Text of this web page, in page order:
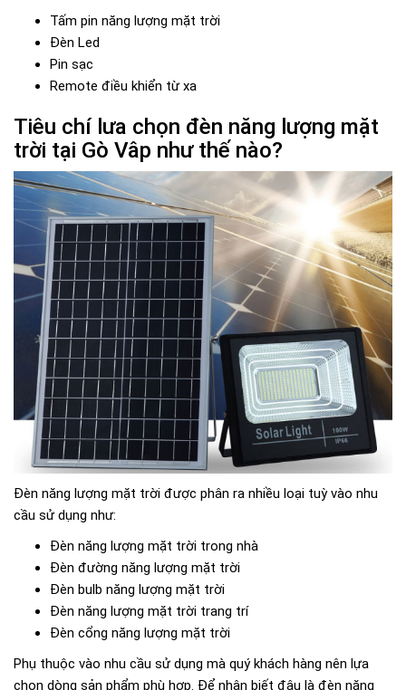
Tấm pin năng lượng mặt trời
Đèn Led
Pin sạc
Remote điều khiển từ xa
Tiêu chí lưa chọn đèn năng lượng mặt
trời tại Gò Vâp như thế nào?
Đèn năng lượng mặt trời được phân ra nhiều loại tuỳ vào nhu
cầu sử dụng như:
Đèn năng lượng mặt trời trong nhà
Đèn đường năng lượng mặt trời
Đèn bulb năng lượng mặt trời
Đèn năng lượng mặt trời trang trí
Đèn cổng năng lượng mặt trời
Phụ thuộc vào nhu cầu sử dụng mà quý khách hàng nên lựa
chọn dòng sản phẩm phù hợp. Để nhận biết đâu là đèn năng